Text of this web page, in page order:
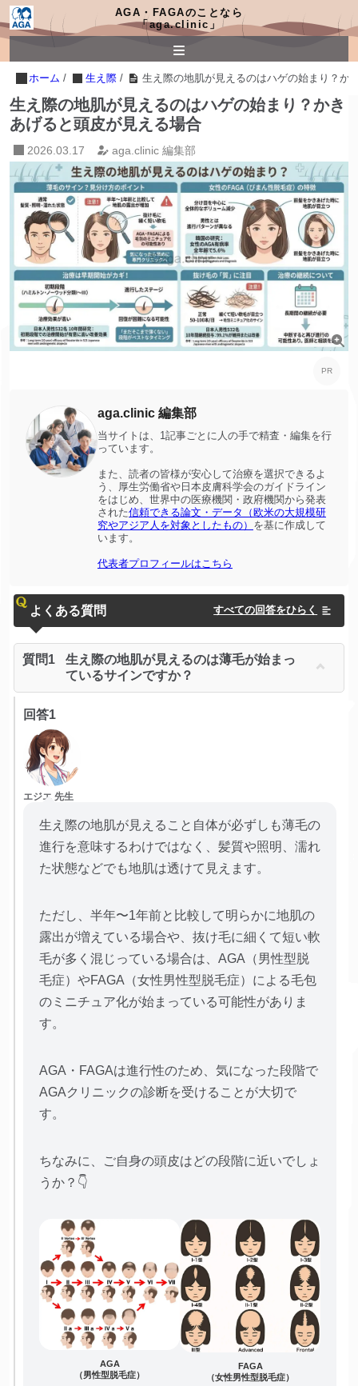
AGA・FAGAのことなら
「aga.clinic」
ホーム / 生え際 / 生え際の地肌が見えるのはハゲの始まり？か
生え際の地肌が見えるのはハゲの始まり？かき
あげると頭皮が見える場合
2026.03.17 aga.clinic 編集部
aga.clinic 編集部
当サイトは、1記事ごとに人の手で精査・編集を行
っています。
また、読者の皆様が安心して治療を選択できるよ
う、厚生労働省や日本皮膚科学会のガイドライン
をはじめ、世界中の医療機関・政府機関から発表
された信頼できる論文・データ（欧米の大規模研
究やアジア人を対象としたもの） を基に作成して
います。
代表者プロフィールはこちら
よくある質問 すべての回答をひらく
質問1
生え際の地肌が見えるのは薄毛が始まっ
ているサインですか？
回答1
エジエ 先生
生え際の地肌が見えること自体が必ずしも薄毛の
進行を意味するわけではなく、髪質や照明、濡れ
た状態などでも地肌は透けて見えます。
ただし、半年〜1年前と比較して明らかに地肌の
露出が増えている場合や、抜け毛に細くて短い軟
毛が多く混じっている場合は、AGA（男性型脱
毛症）やFAGA（女性男性型脱毛症）による毛包
のミニチュア化が始まっている可能性がありま
す。
AGA・FAGAは進行性のため、気になった段階で
AGAクリニックの診断を受けることが大切で
す。
ちなみに、ご自身の頭皮はどの段階に近いでしょ
うか？👇
AGA
（男性型脱毛症）
FAGA
（女性男性型脱毛症）